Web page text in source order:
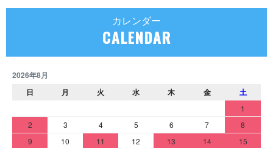
カレンダー
CALENDAR
2026年8月
日
月 火 水 木 金 土
1
2
3 4 5 6 7
8
9
10 11 12 13 14
15